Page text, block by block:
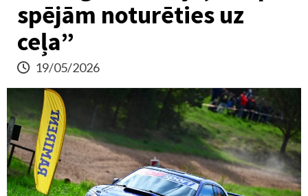
spējām noturēties uz
ceļa”
19/05/2026